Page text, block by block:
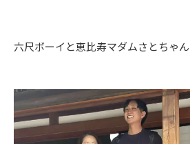
六尺ボーイと恵比寿マダムさとちゃん